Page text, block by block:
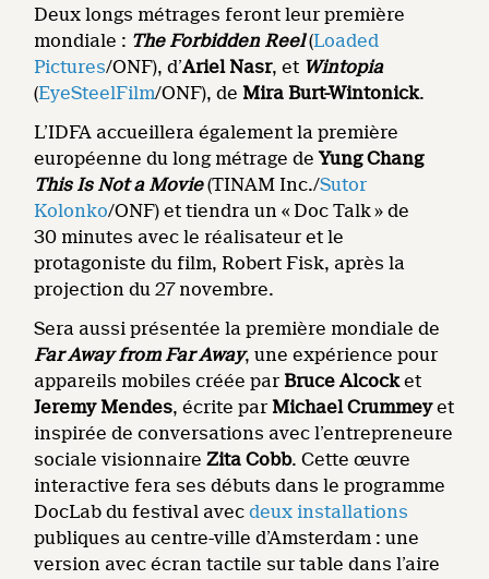
Deux longs métrages feront leur première
mondiale : The Forbidden Reel(Loaded
Pictures/ONF), d’Ariel Nasr, et Wintopia
(EyeSteelFilm/ONF), de Mira Burt-Wintonick.
L’IDFA accueillera également la première
européenne du long métrage deYung Chang
This Is Not a Movie(TINAM Inc./Sutor
Kolonko/ONF) et tiendra un « Doc Talk » de
30 minutes avec le réalisateur et le
protagoniste du film, Robert Fisk, après la
projection du 27 novembre.
Sera aussi présentée la première mondiale de
Far Away from Far Away, une expérience pour
appareils mobiles créée parBruce Alcocket
Jeremy Mendes, écrite par Michael Crummeyet
inspirée de conversations avec l’entrepreneure
sociale visionnaireZita Cobb. Cette œuvre
interactive fera ses débuts dans le programme
DocLab du festival avecdeux installations
publiques au centre-ville d’Amsterdam : une
version avec écran tactile sur table dans l’aire